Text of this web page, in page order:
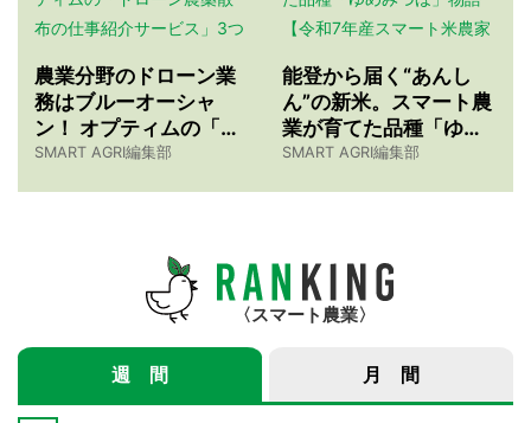
農業分野のドローン業
務はブルーオーシャ
ン！ オプティムの「ド
ローン農薬散布の仕事
SMART AGRI編集部
能登から届く“あんし
ん”の新米。スマート農
業が育てた品種「ゆめ
みづほ」物語 【令和7
SMART AGRI編集部
スマート農業
週 間 月 間